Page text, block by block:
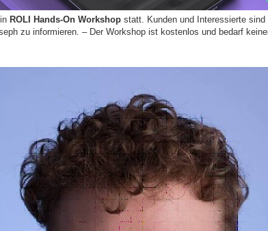
ROLI Hands-On Workshop statt. Kunden und Interessierte
zu informieren. – Der Workshop ist kostenlos und bedarf